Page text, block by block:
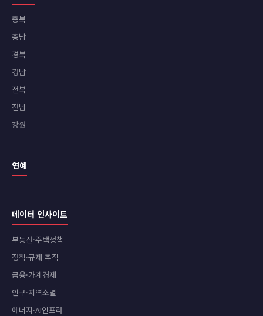
충북
충남
경북
경남
전북
전남
강원
연예
데이터 인사이트
부동산·주택정책
정책·규제 추적
금융·가계경제
인구·지역소멸
에너지·AI인프라